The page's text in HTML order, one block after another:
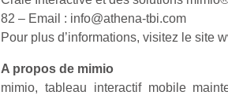
82 – Email : info@athena-tbi.com
Pour plus d’informations, visitez le site
A propos de mimio
mimio, tableau interactif mobile